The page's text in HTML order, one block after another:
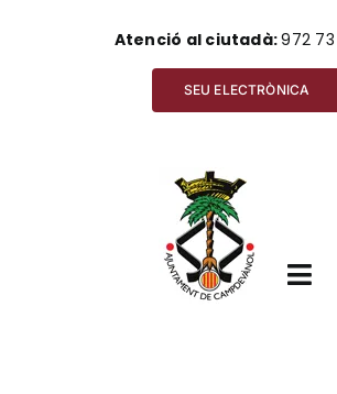
Atenció al ciutadà:972 73
SEU ELECTRÒNICA